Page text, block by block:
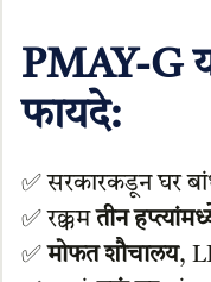
PMAY-G
फायदे:
✅ सरकारकडून घर
✅ रक्कमतीन
✅मोफत शौचालय,